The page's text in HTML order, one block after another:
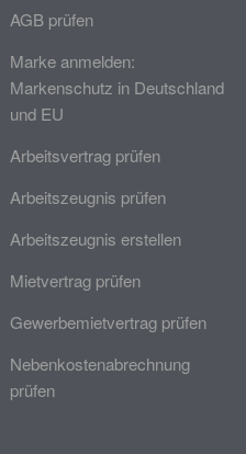
AGB prüfen
Marke anmelden:
Markenschutz in Deutschland
und EU
Arbeitsvertrag prüfen
Arbeitszeugnis prüfen
Arbeitszeugnis erstellen
Mietvertrag prüfen
Gewerbemietvertrag prüfen
Nebenkostenabrechnung
prüfen